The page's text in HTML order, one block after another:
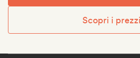
Scopri i prezzi